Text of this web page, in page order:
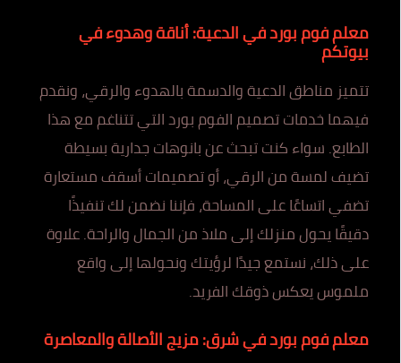
معلم فوم بورد في الدعية: أناقة وهدوء في
بيوتكم
تتميز مناطق الدعية والدسمة بالهدوء والرقي، ونقدم
فيهما خدمات تصميم الفوم بورد التي تتناغم مع هذا
الطابع. سواء كنت تبحث عن بانوهات جدارية بسيطة
تضيف لمسة من الرقي، أو تصميمات أسقف مستعارة
تضفي اتساعًا على المساحة، فإننا نضمن لك تنفيذًا
دقيقًا يحول منزلك إلى ملاذ من الجمال والراحة. علاوة
على ذلك، نستمع جيدًا لرؤيتك ونحولها إلى واقع
ملموس يعكس ذوقك الفريد.
معلم فوم بورد في شرق: مزيج الأصالة والمعاصرة